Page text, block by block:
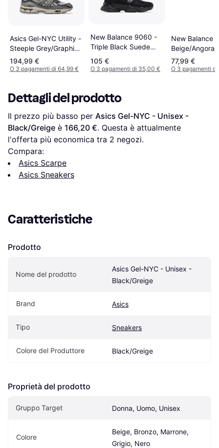
Asics Gel-NYC Utility -
Steeple Grey/Graphite
Grey
194,99 €
O 3 pagamenti di 64,99 €
New Balance 9060 -
Triple Black Suede
U9060BPM
105 €
O 3 pagamenti di 35,00 €
New Balance
Beige/Angora/
77,99 €
O 3 pagamenti di
Dettagli del prodotto
Il prezzo più basso per Asics Gel-NYC - Unisex -
Black/Greige è 166,20 €. Questa è attualmente
l'offerta più economica tra 2 negozi.
Compara:
Asics Scarpe
Asics Sneakers
Caratteristiche
Prodotto
Nome del prodotto
Asics Gel-NYC - Unisex -
Black/Greige
Brand Asics
Tipo Sneakers
Colore del Produttore Black/Greige
Proprietà del prodotto
Gruppo Target Donna, Uomo, Unisex
Colore
Beige, Bronzo, Marrone,
Grigio, Nero